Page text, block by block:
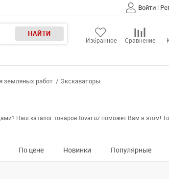
Войти |
НАЙТИ
Избранное Сравнение
земляных работ Экскаваторы
Наш каталог товаров tovar.uz поможет Вам в этом!
По цене Новинки Популярные